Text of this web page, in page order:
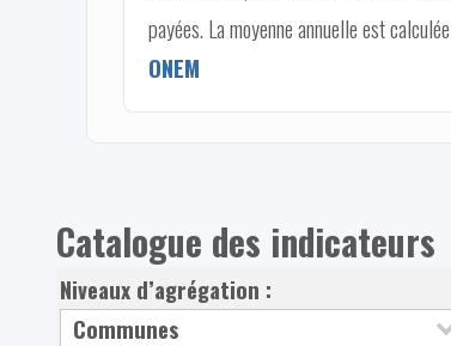
payées. La moyenne annuelle est
ONEM
Catalogue des indicateurs
Niveaux d’agrégation :